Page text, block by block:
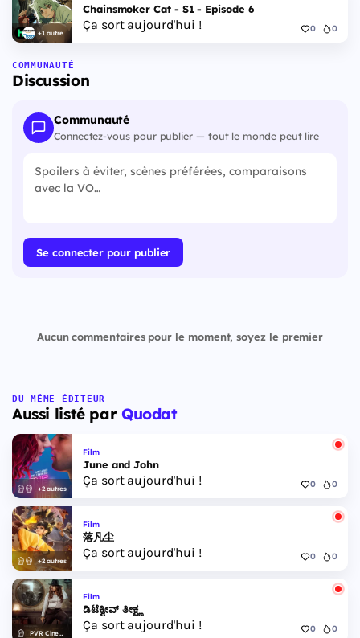
+1 autre
Chainsmoker Cat - S1 - Episode 6
Ça sort aujourd'hui ! 0 0
COMMUNAUTÉ
Discussion
Communauté
Connectez-vous pour publier — tout le monde peut lire
Se connecter pour publier
Aucun commentaires pour le moment, soyez le premier
DU MÊME ÉDITEUR
Aussi listé par Quodat
+2 autres
Film
June and John
Ça sort aujourd'hui ! 0 0
+2 autres
Film
落凡尘
Ça sort aujourd'hui ! 0 0
PVR Cinemas
Film
ಡಿಟೆಕ್ವೀವ್ ತೀಕ್ಷ್ಣ
Ça sort aujourd'hui ! 0 0